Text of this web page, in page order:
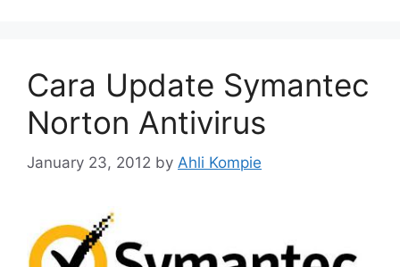
Cara Update Symantec
Norton Antivirus
January 23, 2012 by Ahli Kompie